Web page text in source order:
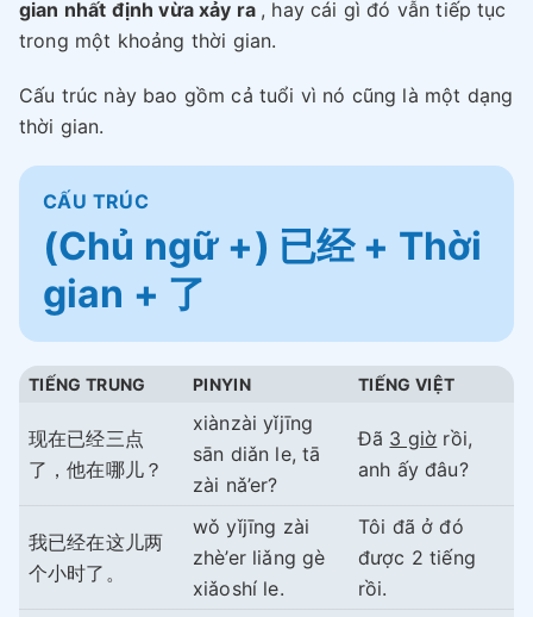
gian nhất định vừa xảy ra , hay cái gì đó vẫn tiếp tục
trong một khoảng thời gian.
Cấu trúc này bao gồm cả tuổi vì nó cũng là một dạng
thời gian.
CẤU TRÚC
(Chủ ngữ +) 已经 + Thời
gian + 了
TIẾNG TRUNG PINYIN TIẾNG VIỆT
现在已经三点
了，他在哪儿？
xiànzài yǐjīng
sān diǎn le, tā
zài nǎ’er?
Đã 3 giờ rồi,
anh ấy đâu?
我已经在这儿两
个小时了。
wǒ yǐjīng zài
zhè’er liǎng gè
xiǎoshí le.
Tôi đã ở đó
được 2 tiếng
rồi.